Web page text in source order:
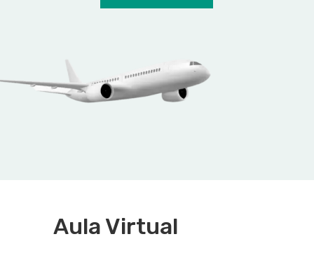
Aula Virtual